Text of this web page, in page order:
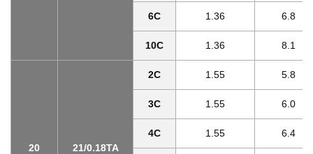
6C 1.36 6.8
10C 1.36 8.1
20 21/0.18TA
2C 1.55 5.8
3C 1.55 6.0
4C 1.55 6.4